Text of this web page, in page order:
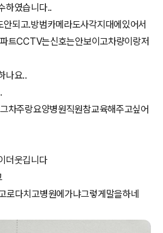
하였습니다..
되고.방범카메라도사각지대에있어서
트CCTV는신호는안보이고차량이랑저
나요..
차주랑요양병원직원참교육해주고싶어
더웃깁니다
로다치고병원에가냐그렇게말을하네